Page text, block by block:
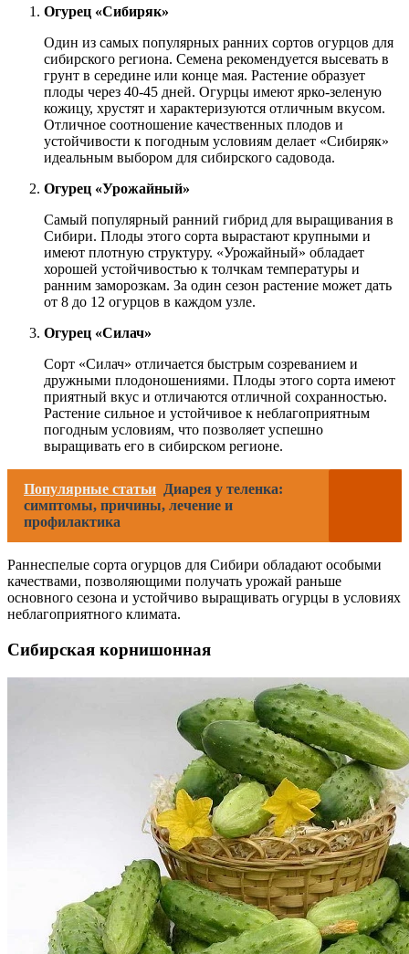
Огурец «Сибиряк»
Один из самых популярных ранних сортов огурцов для
сибирского региона. Семена рекомендуется высевать в
грунт в середине или конце мая. Растение образует
плоды через 40-45 дней. Огурцы имеют ярко-зеленую
кожицу, хрустят и характеризуются отличным вкусом.
Отличное соотношение качественных плодов и
устойчивости к погодным условиям делает «Сибиряк»
идеальным выбором для сибирского садовода.
Огурец «Урожайный»
Самый популярный ранний гибрид для выращивания в
Сибири. Плоды этого сорта вырастают крупными и
имеют плотную структуру. «Урожайный» обладает
хорошей устойчивостью к толчкам температуры и
ранним заморозкам. За один сезон растение может дать
от 8 до 12 огурцов в каждом узле.
Огурец «Силач»
Сорт «Силач» отличается быстрым созреванием и
дружными плодоношениями. Плоды этого сорта имеют
приятный вкус и отличаются отличной сохранностью.
Растение сильное и устойчивое к неблагоприятным
погодным условиям, что позволяет успешно
выращивать его в сибирском регионе.
Популярные статьи Диарея у теленка:
симптомы, причины, лечение и
профилактика
Раннеспелые сорта огурцов для Сибири обладают особыми
качествами, позволяющими получать урожай раньше
основного сезона и устойчиво выращивать огурцы в условиях
неблагоприятного климата.
Сибирская корнишонная